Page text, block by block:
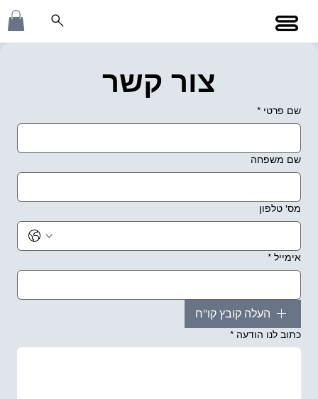
צור קשר
שם פרטי *
שם משפחה
מס' טלפון
אימייל *
העלה קובץ קו''ח
כתוב לנו הודעה *